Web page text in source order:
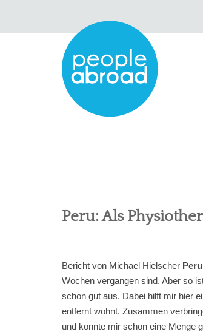
Peru: Als
Bericht von Michael Hielscher
Wochen vergangen sind. Aber so
schon gut aus. Dabei hilft mir hier
entfernt wohnt. Zusammen
und konnte mir schon eine Menge